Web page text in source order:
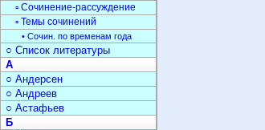
▫ Сочинение-рассуждение
▫ Темы сочинений
• Сочин. по временам года
○ Список литературы
А
○ Андерсен
○ Андреев
○ Астафьев
Б